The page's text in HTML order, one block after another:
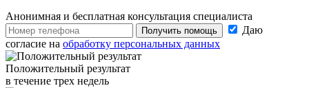
Анонимная и бесплатная консультация специалиста
Получить помощь
Даю
согласие на обработку персональных данных
Положительный результат
в течение трех недель